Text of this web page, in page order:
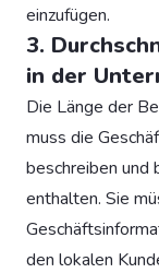
einzufügen.
3.
in der
Die Länge der
muss die
beschreiben und
enthalten. Sie
den lokalen